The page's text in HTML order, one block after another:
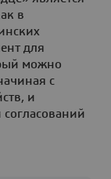
в
для
можно
с
и